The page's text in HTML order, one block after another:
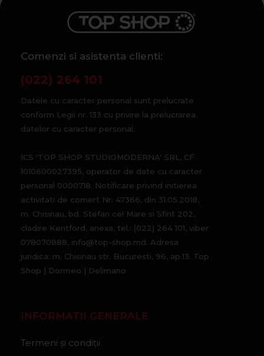
Comenzi si asistenta clienti:
(022) 264 101
Datele cu caracter personal sunt prelucrate
conform Legii nr. 133 cu privire la prelucrarea
datelor cu caracter personal.
ICS 'TOP SHOP STUDIOMODERNA' SRL, CF
1010600027395, operator de date cu caracter
personal 0000718. Notificare privind initierea
activitati de comert Nr. 47366, din 31.05.2018,
m. Chisinau, bd. Stefan cel Mare si Sfint 202,
cladire Kentford, anexa, tel.: (022) 264 101, viber
078070888, info@top-shop.md. Adresa
juridica: m. Chisinau str. Bucuresti, 96, ap.13. Top
Shop | Dormeo | Delimano
INFORMATII GENERALE
Termeni și condiții